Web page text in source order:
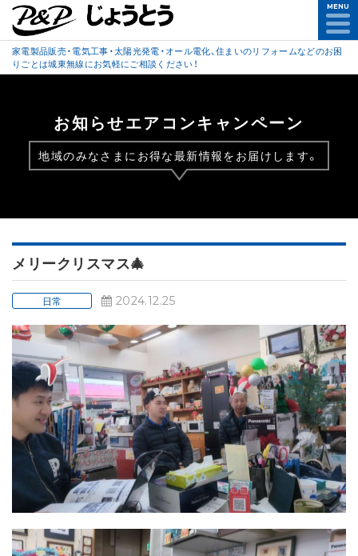
MENU
家電製品販売・電気工事・太陽光発電・オール電化、住まいのリフォームなどのお困
りごとは城東無線にお気軽にご相談ください！
お知らせエアコンキャンペーン
地域のみなさまにお得な最新情報をお届けします。
メリークリスマス🎄
日常 2024.12.25